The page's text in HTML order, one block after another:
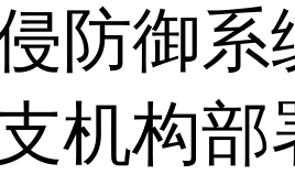
防御系
机构部